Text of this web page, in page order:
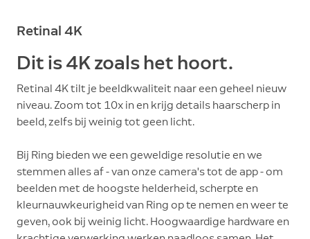
Retinal 4K
Dit is 4K zoals het hoort.
Retinal 4K tilt je beeldkwaliteit naar een geheel nieuw
niveau. Zoom tot 10x in en krijg details haarscherp in
beeld, zelfs bij weinig tot geen licht.
Bij Ring bieden we een geweldige resolutie en we
stemmen alles af - van onze camera's tot de app - om
beelden met de hoogste helderheid, scherpte en
kleurnauwkeurigheid van Ring op te nemen en weer te
geven, ook bij weinig licht. Hoogwaardige hardware en